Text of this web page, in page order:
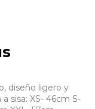
diseño ligero y
sisa: XS- 46cm S-